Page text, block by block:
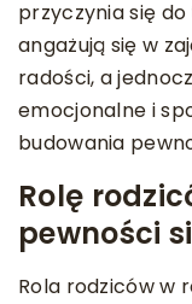
przyczynia się
angażują się w
radości, a
emocjonalne i
budowania
Rolę
pewności
Rola rodziców w